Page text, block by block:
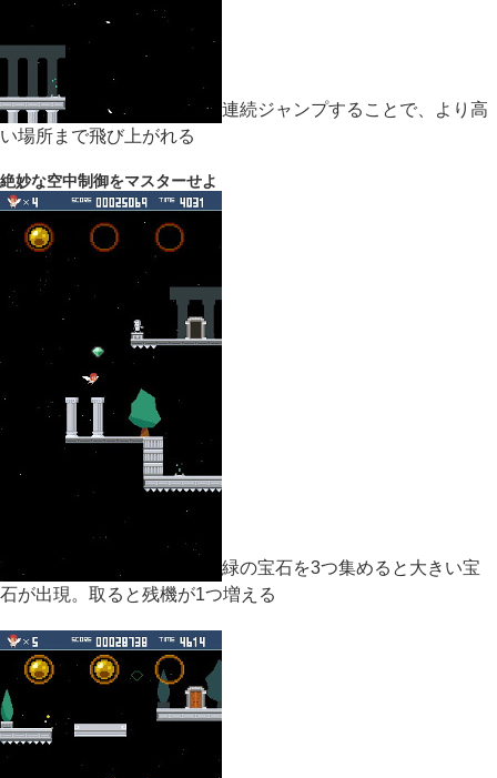
連続ジャンプすることで、より高
い場所まで飛び上がれる
絶妙な空中制御をマスターせよ
緑の宝石を3つ集めると大きい宝
石が出現。取ると残機が1つ増える